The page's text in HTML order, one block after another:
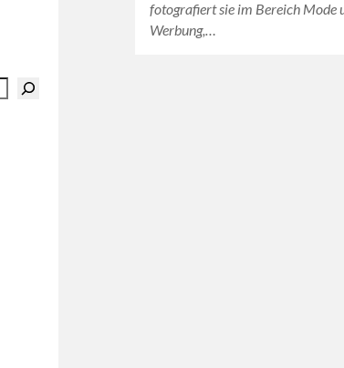
fotografiert sie im Bereich Mode
Werbung,…